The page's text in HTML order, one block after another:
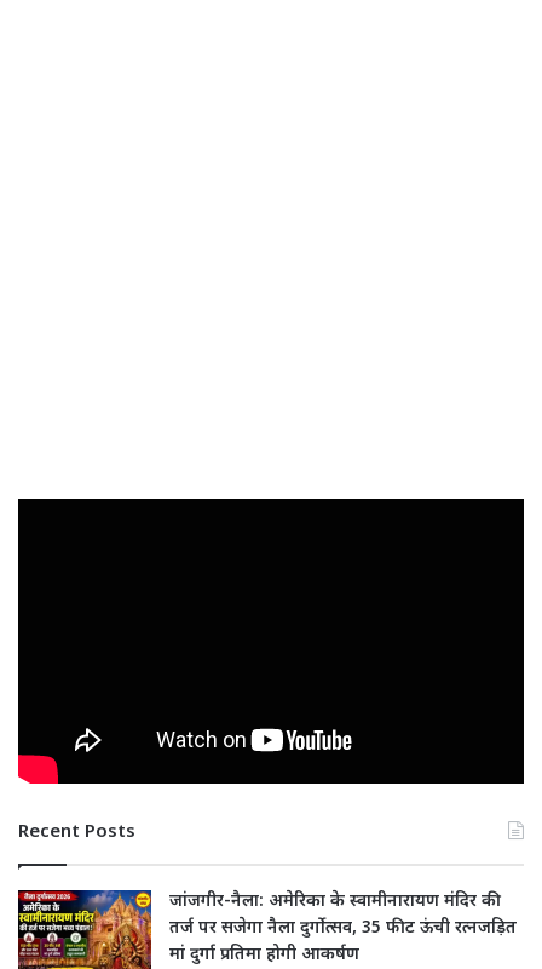
Recent Posts
जांजगीर-नैला: अमेरिका के स्वामीनारायण मंदिर की
तर्ज पर सजेगा नैला दुर्गोत्सव, 35 फीट ऊंची रत्नजड़ित
मां दुर्गा प्रतिमा होगी आकर्षण